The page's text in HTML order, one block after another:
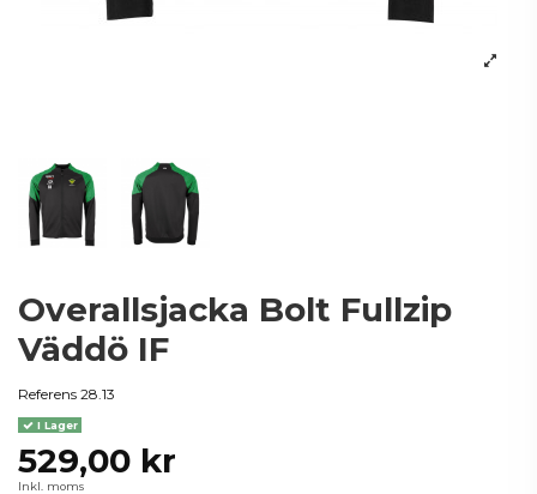
Overallsjacka Bolt Fullzip
Väddö IF
Referens 28.13
I Lager
529,00 kr
Inkl. moms